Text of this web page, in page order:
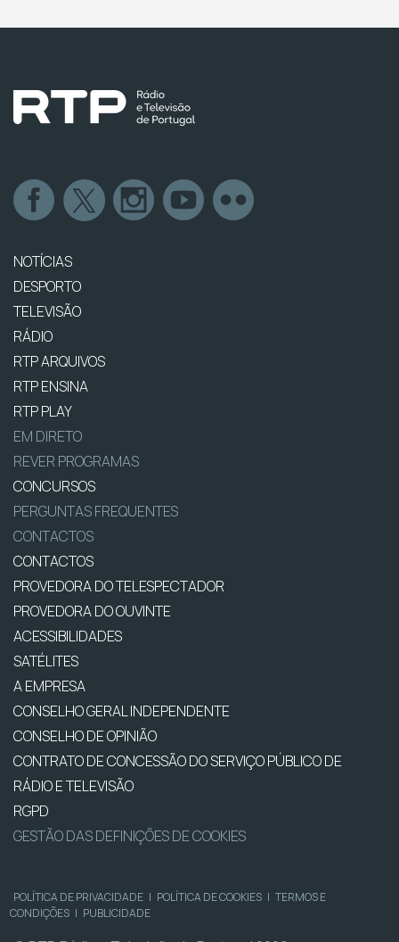
NOTÍCIAS
DESPORTO
TELEVISÃO
RÁDIO
RTP ARQUIVOS
RTP ENSINA
RTP PLAY
EM DIRETO
REVER PROGRAMAS
CONCURSOS
PERGUNTAS FREQUENTES
CONTACTOS
CONTACTOS
PROVEDORA DO TELESPECTADOR
PROVEDORA DO OUVINTE
ACESSIBILIDADES
SATÉLITES
A EMPRESA
CONSELHO GERAL INDEPENDENTE
CONSELHO DE OPINIÃO
CONTRATO DE CONCESSÃO DO SERVIÇO PÚBLICO DE
RÁDIO E TELEVISÃO
RGPD
GESTÃO DAS DEFINIÇÕES DE COOKIES
POLÍTICA DE PRIVACIDADE | POLÍTICA DE COOKIES | TERMOS E
CONDIÇÕES | PUBLICIDADE